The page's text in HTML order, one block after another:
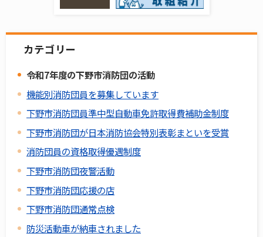
カテゴリー
令和7年度の下野市消防団の活動
機能別消防団員を募集しています
下野市消防団員準中型自動車免許取得費補助金制度
下野市消防団が日本消防協会特別表彰まといを受賞
消防団員の資格取得優遇制度
下野市消防団夜警活動
下野市消防団応援の店
下野市消防団通常点検
防災活動車が納車されました